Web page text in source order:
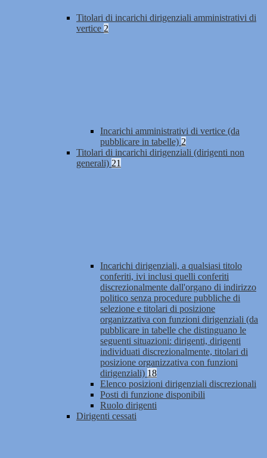
Titolari di incarichi dirigenziali amministrativi di
vertice 2
Incarichi amministrativi di vertice (da
pubblicare in tabelle) 2
Titolari di incarichi dirigenziali (dirigenti non
generali) 21
Incarichi dirigenziali, a qualsiasi titolo
conferiti, ivi inclusi quelli conferiti
discrezionalmente dall'organo di indirizzo
politico senza procedure pubbliche di
selezione e titolari di posizione
organizzativa con funzioni dirigenziali (da
pubblicare in tabelle che distinguano le
seguenti situazioni: dirigenti, dirigenti
individuati discrezionalmente, titolari di
posizione organizzativa con funzioni
dirigenziali) 18
Elenco posizioni dirigenziali discrezionali
Posti di funzione disponibili
Ruolo dirigenti
Dirigenti cessati